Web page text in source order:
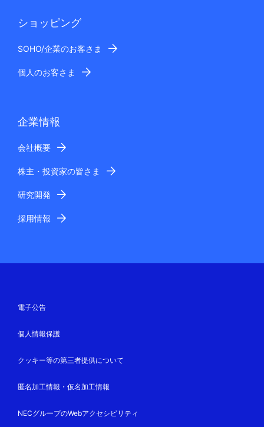
ショッピング
SOHO/企業のお客さま
個人のお客さま
企業情報
会社概要
株主・投資家の皆さま
研究開発
採用情報
電子公告
個人情報保護
クッキー等の第三者提供について
匿名加工情報・仮名加工情報
NECグループのWebアクセシビリティ